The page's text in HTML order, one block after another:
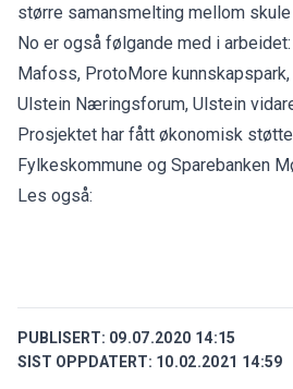
større samansmelting mellom
No er også følgande med i
Mafoss, ProtoMore
Ulstein Næringsforum, Ulstein
Prosjektet har fått økonomisk
Fylkeskommune og Sparebanken
Les også:
PUBLISERT: 09.07.2020 14:15
SIST OPPDATERT: 10.02.2021 14:59